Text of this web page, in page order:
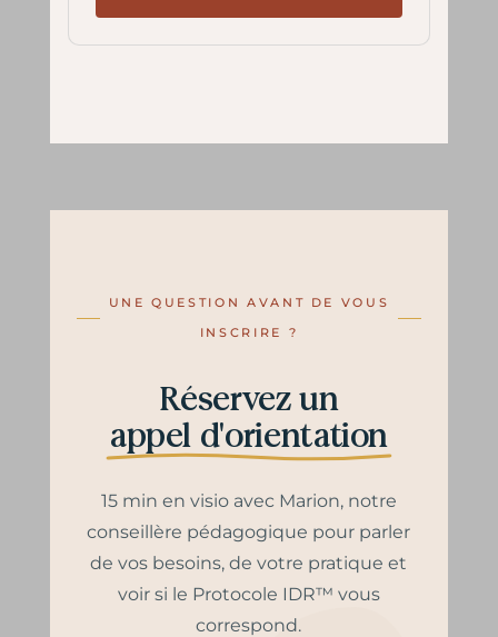
UNE QUESTION AVANT DE VOUS
INSCRIRE ?
Réservez un
appel d'orientation
15 min en visio avec Marion, notre
conseillère pédagogique pour parler
de vos besoins, de votre pratique et
voir si le Protocole IDR™ vous
correspond.